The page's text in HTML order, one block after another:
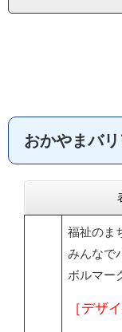
おかやまバ
福祉のま
みんなで
ボルマー
［デザ